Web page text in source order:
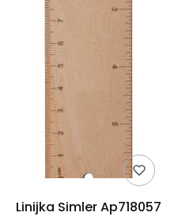
Linijka Simler Ap718057